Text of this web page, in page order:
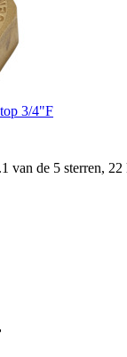
3/4"F
van de 5 sterren,